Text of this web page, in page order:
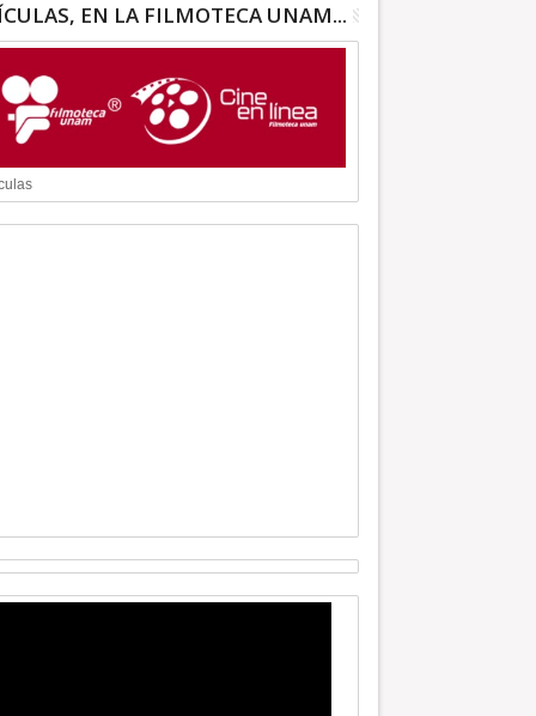
EN LA FILMOTECA UNAM...